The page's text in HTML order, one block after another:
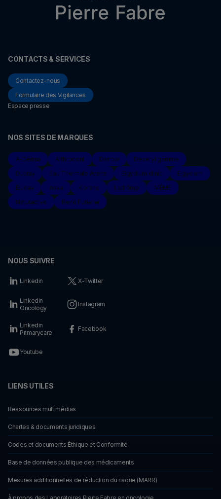
CONTACTS & SERVICES
Contactez-nous
Formulaire des Vigilances
Espace presse
NOS SITES DE MARQUES
A-Derma Arthrodont Darrow
Dexeryl gamme
Ducray
Eau Thermale Avène Elgydium clinic
Elgydium
Eluday
Inava Klorane Ladrôme
MÊME
Naturactive
René Furterer
NOUS SUIVRE
Linkedin X-Twitter
Linkedin
Oncology
Instagram
Linkedin
Primarycare
Facebook
Youtube
LIENS UTILES
Ressources multimédias
Chartes & documents juridiques
Codes et documents Éthique et Conformité
Base de données publique des médicaments
Mesures additionnelles de réduction du risque (MARR)